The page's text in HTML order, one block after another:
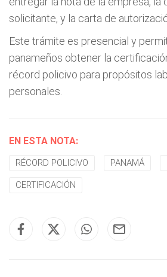
solicitante, y la carta de
Este trámite es presencial y
panameños obtener la
récord policivo para propósitos
personales.
EN ESTA NOTA:
RÉCORD POLICIVO PANAMÁ
CERTIFICACIÓN